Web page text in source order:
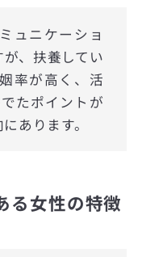
ュニケーショ
、扶養してい
率が高く、活
たポイントが
あります。
る女性の特徴